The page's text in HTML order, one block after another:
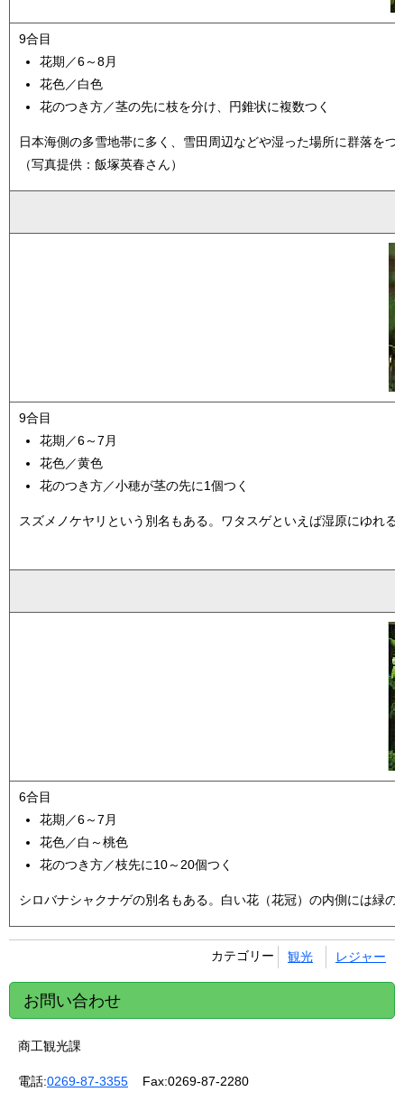
9合目
花期／6～8月
花色／白色
花のつき方／茎の先に枝を分け、円錐状に複数つく
日本海側の多雪地帯に多く、雪田周辺などや湿った場所に群落を
（写真提供：飯塚英春さん）
9合目
花期／6～7月
花色／黄色
花のつき方／小穂が茎の先に1個つく
スズメノケヤリという別名もある。ワタスゲといえば湿原にゆれ
6合目
花期／6～7月
花色／白～桃色
花のつき方／枝先に10～20個つく
シロバナシャクナゲの別名もある。白い花（花冠）の内側には緑
カテゴリー 観光 レジャー
お問い合わせ
商工観光課
電話:0269-87-3355 Fax:0269-87-2280